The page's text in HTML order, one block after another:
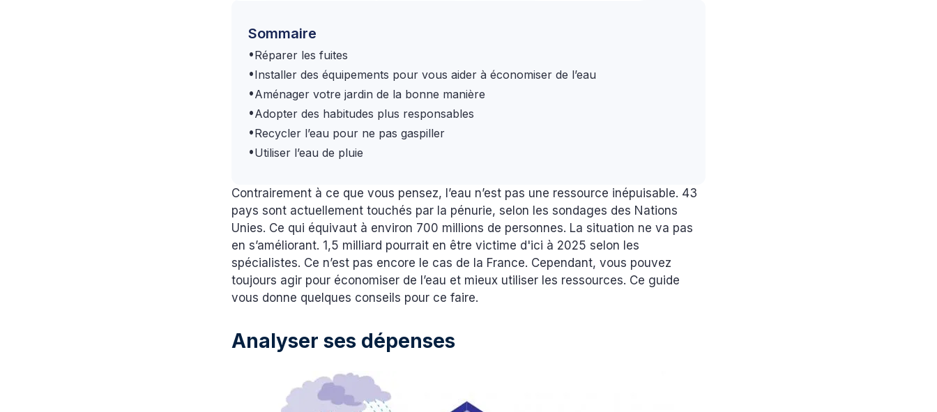
Sommaire
•Réparer les fuites
•Installer des équipements pour vous aider à économiser de l’eau
•Aménager votre jardin de la bonne manière
•Adopter des habitudes plus responsables
•Recycler l’eau pour ne pas gaspiller
•Utiliser l’eau de pluie
Contrairement à ce que vous pensez, l’eau n’est pas une ressource inépuisable. 43
pays sont actuellement touchés par la pénurie, selon les sondages des Nations
Unies. Ce qui équivaut à environ 700 millions de personnes. La situation ne va pas
en s’améliorant. 1,5 milliard pourrait en être victime d'ici à 2025 selon les
spécialistes. Ce n’est pas encore le cas de la France. Cependant, vous pouvez
toujours agir pour économiser de l’eau et mieux utiliser les ressources. Ce guide
vous donne quelques conseils pour ce faire.
Analyser ses dépenses